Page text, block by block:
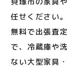
任せください。
無料で出張査
で、冷蔵庫や
ない大型家具